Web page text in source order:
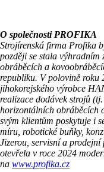
O společnosti PROFIKA
Strojírenská firma Profika
později se stala
obráběcích a
republiku. V polovině roku
jihokorejského výrobce
realizace dodávek strojů
horizontálních obráběcích
svým klientům poskytuje i
míru, robotické buňky,
Jizerou, servisní a
otevřela v roce 2024
na www.profika.cz